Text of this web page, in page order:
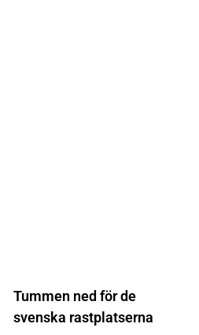
Tummen ned för de
svenska rastplatserna